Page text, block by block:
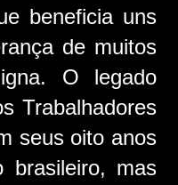
beneficia uns
de muitos
O legado
Trabalhadores
seus oito anos
brasileiro, mas